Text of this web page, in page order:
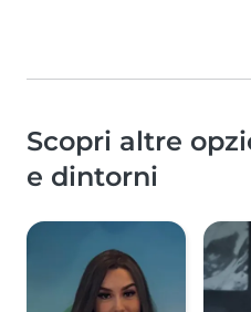
Scopri altre
e dintorni